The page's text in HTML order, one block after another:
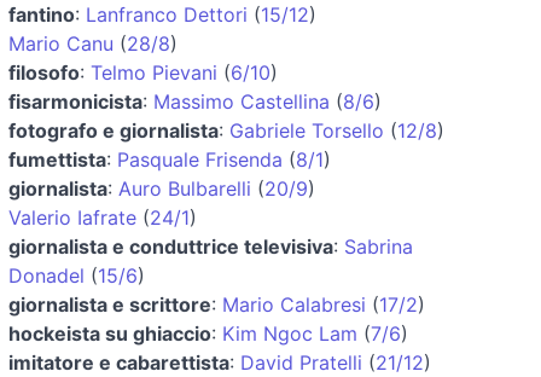
fantino: Lanfranco Dettori (15/12)
Mario Canu (28/8)
filosofo: Telmo Pievani (6/10)
fisarmonicista: Massimo Castellina (8/6)
fotografo e giornalista: Gabriele Torsello (12/8)
fumettista: Pasquale Frisenda (8/1)
giornalista: Auro Bulbarelli (20/9)
Valerio Iafrate (24/1)
giornalista e conduttrice televisiva: Sabrina
Donadel (15/6)
giornalista e scrittore: Mario Calabresi (17/2)
hockeista su ghiaccio: Kim Ngoc Lam (7/6)
imitatore e cabarettista: David Pratelli (21/12)